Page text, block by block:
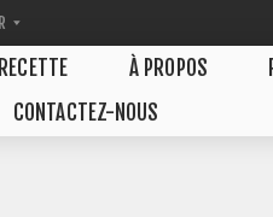
RECETTE À PROPOS
CONTACTEZ-NOUS